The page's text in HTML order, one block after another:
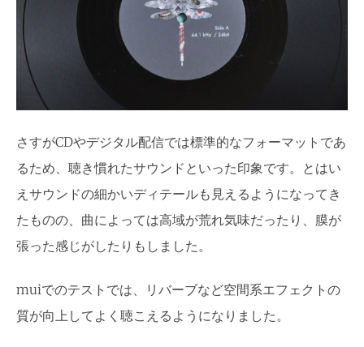
さすがCDやデジタル配信では標準的なフォーマットであ
るため、聴き慣れたサウンドといった印象です。とはい
えサウンドの細かいディテールも見えるようになってき
たものの、曲によっては高域が荒れ気味だったり、膜が
張った感じがしたりもしました。
muiでのテストでは、リバーブなど空間系エフェクトの
質が向上してよく聴こえるようになりました。